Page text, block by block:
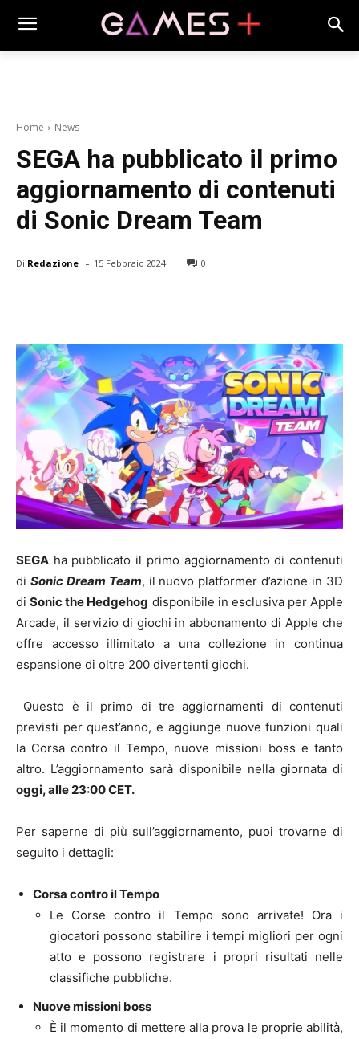
Home News
SEGA ha pubblicato il primo
aggiornamento di contenuti
di Sonic Dream Team
Di Redazione - 15 Febbraio 2024 0
SEGA ha pubblicato il primo aggiornamento di contenuti
di Sonic Dream Team, il nuovo platformer d’azione in 3D
diSonic the Hedgehog disponibile in esclusiva per Apple
Arcade, il servizio di giochi in abbonamento di Apple che
offre accesso illimitato a una collezione in continua
espansione di oltre 200 divertenti giochi.
Questo è il primo di tre aggiornamenti di contenuti
previsti per quest’anno, e aggiunge nuove funzioni quali
la Corsa contro il Tempo, nuove missioni boss e tanto
altro. L’aggiornamento sarà disponibile nella giornata di
oggi, alle 23:00 CET.
Per saperne di più sull’aggiornamento, puoi trovarne di
seguito i dettagli:
Corsa contro il Tempo
Le Corse contro il Tempo sono arrivate! Ora i
giocatori possono stabilire i tempi migliori per ogni
atto e possono registrare i propri risultati nelle
classifiche pubbliche.
Nuove missioni boss
È il momento di mettere alla prova le proprie abilità,